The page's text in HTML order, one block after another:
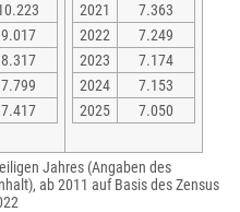
9.017
8.317
7.799
7.417
2021
7.363
2022
7.249
2023
7.174
2024
7.153
2025
7.050
Jahres (Angaben des
ab 2011 auf Basis des Zensus